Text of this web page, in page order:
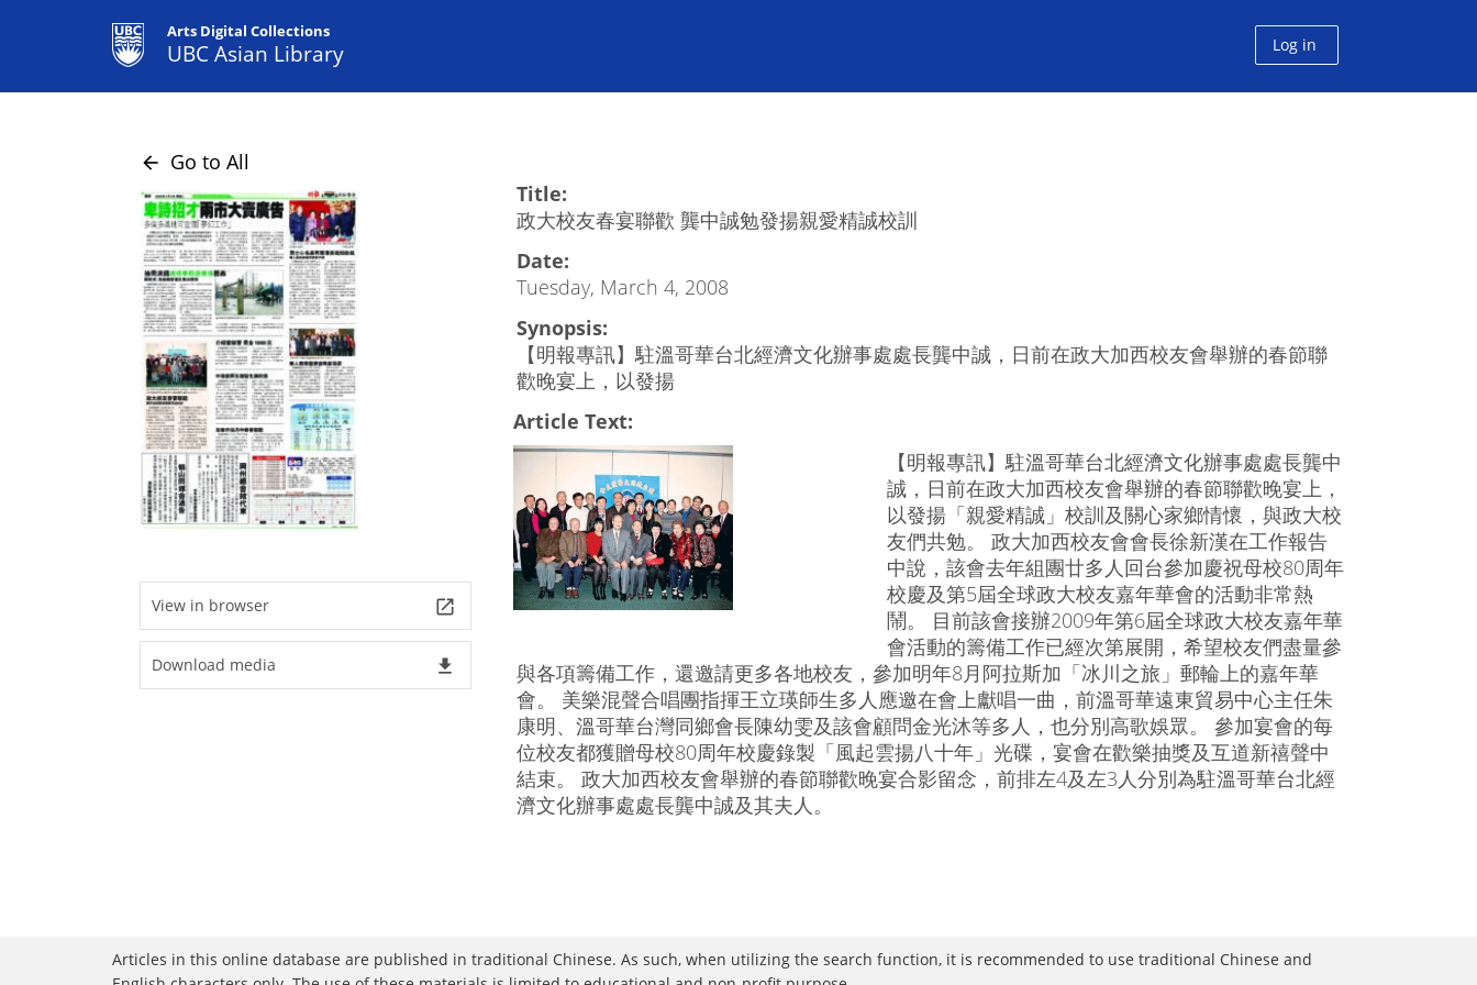
Arts Digital Collections
UBC Asian Library Log in
arrow_back Go to All
View in browser launch
Download media file_download
Title:
政大校友春宴聯歡 龔中誠勉發揚親愛精誠校訓
Date:
Tuesday, March 4, 2008
Synopsis:
【明報專訊】駐溫哥華台北經濟文化辦事處處長龔中誠，日前在政大加西校友會舉辦的春節聯
歡晚宴上，以發揚
Article Text:
【明報專訊】駐溫哥華台北經濟文化辦事處處長龔中
誠，日前在政大加西校友會舉辦的春節聯歡晚宴上，
以發揚「親愛精誠」校訓及關心家鄉情懷，與政大校
友們共勉。 政大加西校友會會長徐新漢在工作報告
中說，該會去年組團廿多人回台參加慶祝母校80周年
校慶及第5屆全球政大校友嘉年華會的活動非常熱
鬧。 目前該會接辦2009年第6屆全球政大校友嘉年華
會活動的籌備工作已經次第展開，希望校友們盡量參
與各項籌備工作，還邀請更多各地校友，參加明年8月阿拉斯加「冰川之旅」郵輪上的嘉年華
會。 美樂混聲合唱團指揮王立瑛師生多人應邀在會上獻唱一曲，前溫哥華遠東貿易中心主任朱
康明、溫哥華台灣同鄉會長陳幼雯及該會顧問金光沐等多人，也分別高歌娛眾。 參加宴會的每
位校友都獲贈母校80周年校慶錄製「風起雲揚八十年」光碟，宴會在歡樂抽獎及互道新禧聲中
結束。 政大加西校友會舉辦的春節聯歡晚宴合影留念，前排左4及左3人分別為駐溫哥華台北經
濟文化辦事處處長龔中誠及其夫人。
Articles in this online database are published in traditional Chinese. As such, when utilizing the search function, it is recommended to use traditional Chinese and